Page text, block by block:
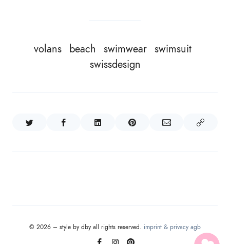
volans beach swimwear swimsuit
swissdesign
© 2026 – style by dby all rights reserved. imprint & privacy agb